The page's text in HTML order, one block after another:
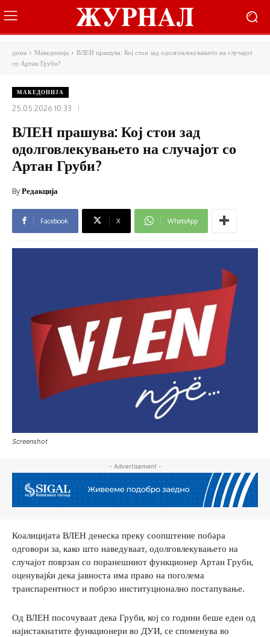
дома Македонија
ВЛЕН прашува: Кој стои зад одолговлекувањето на случајот
со Артан Груби?
МАКЕДОНИЈА
25.05.2026 10:33
ВЛЕН прашува: Кој стои зад
одолговлекувањето на случајот со
Артан Груби?
ByРедакција
Facebook X WhatsApp
Screenshot
- Advertisement -
Коалицијата ВЛЕН денеска преку соопштение побара
одговори за, како што наведуваат, одолговлекувањето на
случајот поврзан со поранешниот функционер Артан Груби,
оценувајќи дека јавноста има право на поголема
транспарентност и побрзо институционално постапување.
Од ВЛЕН посочуваат дека Груби, кој со години беше еден од
најистакнатите функционери во ДУИ, се споменува во